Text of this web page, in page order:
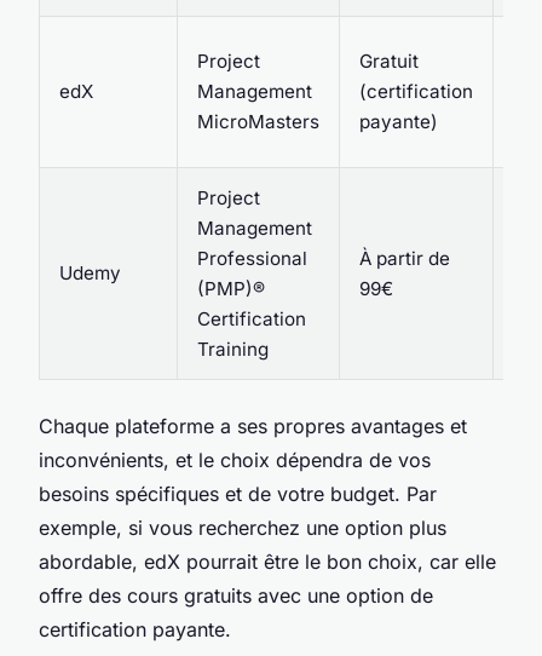
edX
Project
Management
MicroMasters
Gratuit
(certification
payante)
Udemy
Project
Management
Professional
(PMP)®
Certification
Training
À partir de
99€
Chaque plateforme a ses propres avantages et
inconvénients, et le choix dépendra de vos
besoins spécifiques et de votre budget. Par
exemple, si vous recherchez une option plus
abordable, edX pourrait être le bon choix, car elle
offre des cours gratuits avec une option de
certification payante.